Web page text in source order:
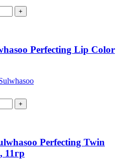
Perfecting Lip Color
Perfecting Twin
11гр